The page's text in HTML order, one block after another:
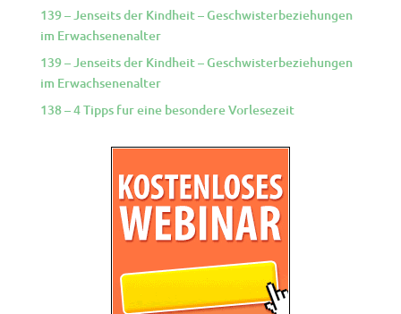
139 – Jenseits der Kindheit – Geschwisterbeziehungen
im Erwachsenenalter
139 – Jenseits der Kindheit – Geschwisterbeziehungen
im Erwachsenenalter
138 – 4 Tipps fur eine besondere Vorlesezeit